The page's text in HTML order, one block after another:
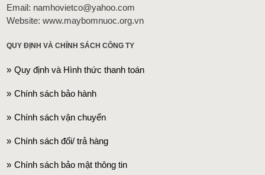
Email: namhovietco@yahoo.com
Website: www.maybomnuoc.org.vn
QUY ĐỊNH VÀ CHÍNH SÁCH CÔNG TY
Quy định và Hình thức thanh toán
Chính sách bảo hành
Chính sách vận chuyển
Chính sách đổi/ trả hàng
Chính sách bảo mật thông tin